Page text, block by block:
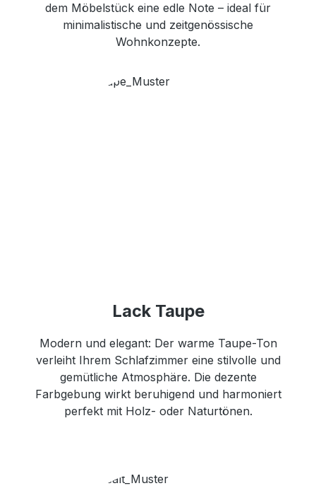
dem Möbelstück eine edle Note – ideal für
minimalistische und zeitgenössische
Wohnkonzepte.
Lack Taupe
Modern und elegant: Der warme Taupe-Ton
verleiht Ihrem Schlafzimmer eine stilvolle und
gemütliche Atmosphäre. Die dezente
Farbgebung wirkt beruhigend und harmoniert
perfekt mit Holz- oder Naturtönen.